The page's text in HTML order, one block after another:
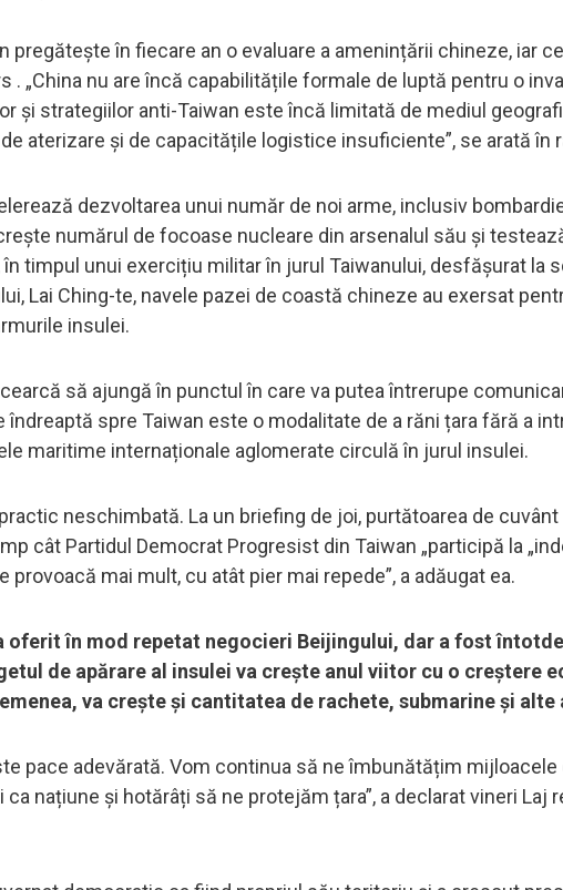
pregătește în fiecare an o evaluare a amenințării chineze, iar
. „China nu are încă capabilitățile formale de luptă pentru o
și strategiilor anti-Taiwan este încă limitată de mediul
aterizare și de capacitățile logistice insuficiente”, se arată în
dezvoltarea unui număr de noi arme, inclusiv
numărul de focoase nucleare din arsenalul său și
în timpul unui exercițiu militar în jurul Taiwanului, desfășurat la
Lai Ching-te, navele pazei de coastă chineze au exersat
insulei.
să ajungă în punctul în care va putea întrerupe
îndreaptă spre Taiwan este o modalitate de a răni țara fără a
maritime internaționale aglomerate circulă în jurul insulei.
neschimbată. La un briefing de joi, purtătoarea de
cât Partidul Democrat Progresist din Taiwan „participă la
provoacă mai mult, cu atât pier mai repede”, a adăugat ea.
oferit în mod repetat negocieri Beijingului, dar a fost
de apărare al insulei va crește anul viitor cu o creștere
va crește și cantitatea de rachete, submarine și alte
pace adevărată. Vom continua să ne îmbunătățim mijloacele
națiune și hotărâți să ne protejăm țara”, a declarat vineri Laj